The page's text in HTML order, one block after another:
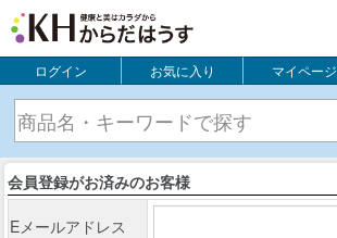
ログイン お気に入り マイページ
会員登録がお済みのお客様
Eメールアドレス